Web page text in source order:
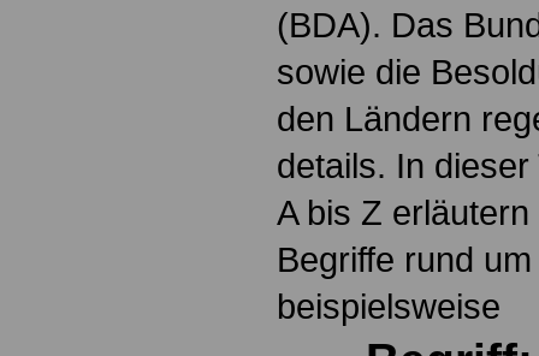
(BDA). Das
sowie die
den Ländern
details. In
A bis Z
Begriffe rund
beispielsweise